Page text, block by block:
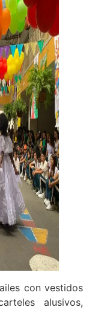
con vestidos
alusivos,